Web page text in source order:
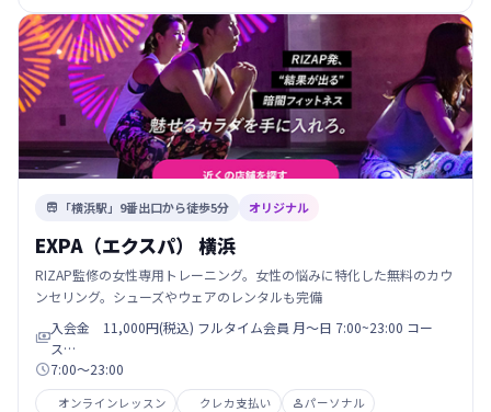
 「横浜駅」9番出口から徒歩5分 オリジナル
EXPA（エクスパ） 横浜
RIZAP監修の女性専用トレーニング。女性の悩みに特化した無料のカウ
ンセリング。シューズやウェアのレンタルも完備

入会金 11,000円(税込) フルタイム会員 月〜日 7:00~23:00 コー
ス…
7:00〜23:00
オンラインレッスン クレカ支払い パーソナル